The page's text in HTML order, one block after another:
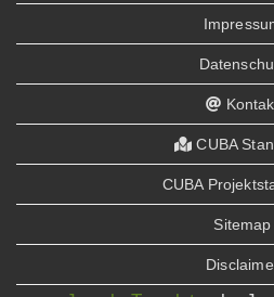
CUBA
CUBA
Sitemap